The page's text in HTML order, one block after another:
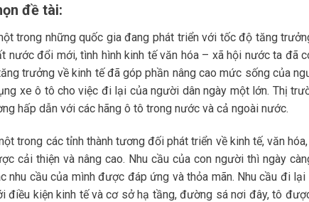
đề tài:
trong những quốc gia đang phát triển với tốc độ tăng
nước đổi mới, tình hình kinh tế văn hóa – xã hội nước ta đã
trưởng về kinh tế đã góp phần nâng cao mức sống của
xe ô tô cho việc đi lại của người dân ngày một lớn. Thị
hấp dẫn với các hãng ô tô trong nước và cả ngoài nước.
trong các tỉnh thành tương đối phát triển về kinh tế, văn
cải thiện và nâng cao. Nhu cầu của con người thì ngày
nhu cầu của mình được đáp ứng và thỏa mãn. Nhu cầu đi
điều kiện kinh tế và cơ sở hạ tầng, đường sá nơi đây, tô